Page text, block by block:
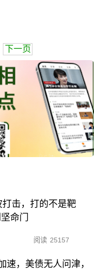
下一页
击，打的不是靶
命门
阅读 25157
速，美债无人问津，